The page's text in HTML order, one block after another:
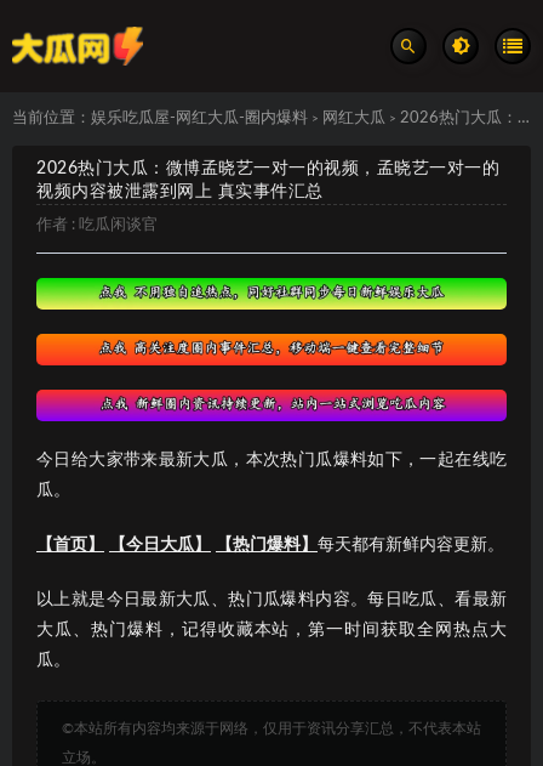
当前位置： 娱乐吃瓜屋-网红大瓜-圈内爆料 > 网红大瓜 > 2026热门大瓜：微博孟晓艺一对一的视频，孟晓艺一对一的视频内容被泄露到网上 真实事件汇总
2026热门大瓜：微博孟晓艺一对一的视频，孟晓艺一对一的
视频内容被泄露到网上 真实事件汇总
作者 : 吃瓜闲谈官
今日给大家带来最新大瓜，本次热门瓜爆料如下，一起在线吃
瓜。
【首页】 【今日大瓜】 【热门爆料】 每天都有新鲜内容更新。
以上就是今日最新大瓜、热门瓜爆料内容。每日吃瓜、看最新
大瓜、热门爆料，记得收藏本站，第一时间获取全网热点大
瓜。
©本站所有内容均来源于网络，仅用于资讯分享汇总，不代表本站
立场。